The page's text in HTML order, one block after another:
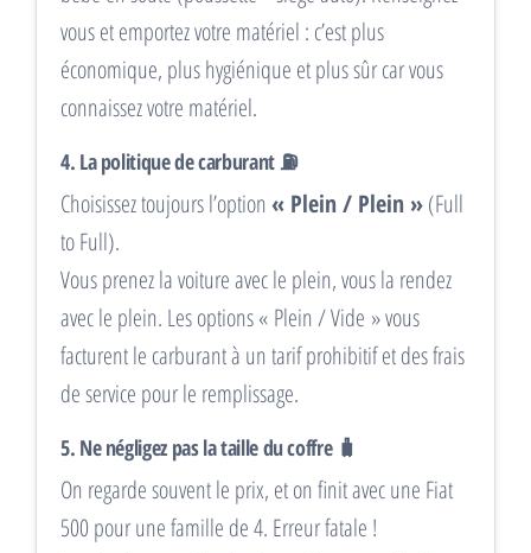
vous et emportez votre matériel : c’est plus
économique, plus hygiénique et plus sûr car vous
connaissez votre matériel.
4. La politique de carburant ⛽
Choisissez toujours l’option « Plein / Plein »(Full
to Full).
Vous prenez la voiture avec le plein, vous la rendez
avec le plein. Les options « Plein / Vide » vous
facturent le carburant à un tarif prohibitif et des frais
de service pour le remplissage.
5. Ne négligez pas la taille du coffre 🧳
On regarde souvent le prix, et on finit avec une Fiat
500 pour une famille de 4. Erreur fatale !